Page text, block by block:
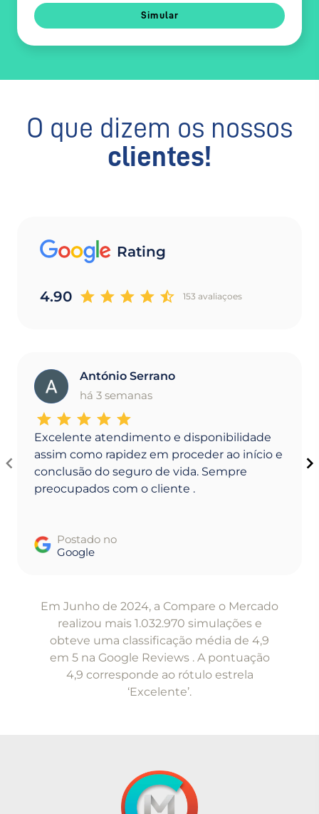
Simular
O que dizem os nossos
clientes!
Rating
4.90 153 avaliaçoes
A
António Serrano
há 3 semanas
Excelente atendimento e disponibilidade
assim como rapidez em proceder ao início e
conclusão do seguro de vida. Sempre
preocupados com o cliente .
Postado no
Google
Em Junho de 2024, a Compare o Mercado
realizou mais 1.032.970 simulações e
obteve uma classificação média de 4,9
em 5 na Google Reviews . A pontuação
4,9 corresponde ao rótulo estrela
‘Excelente’.